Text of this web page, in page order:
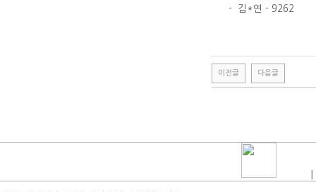
- 김*연 - 9262
이전글 다음글